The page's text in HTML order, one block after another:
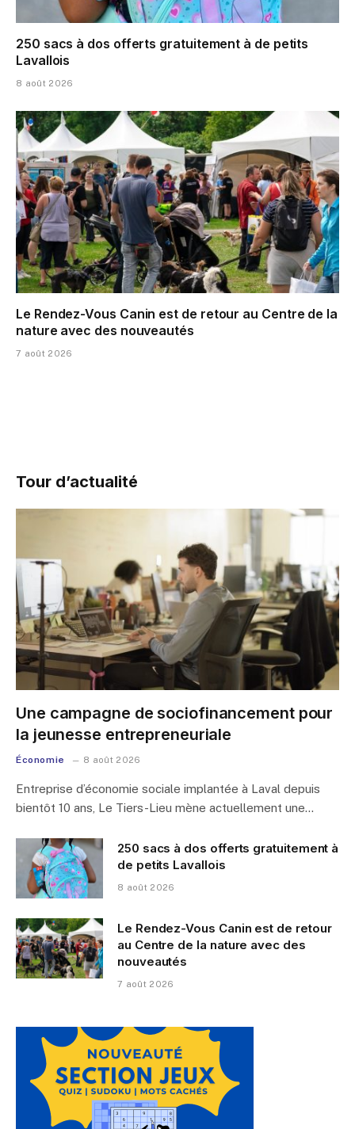
250 sacs à dos offerts gratuitement à de petits
Lavallois
8 août 2026
Le Rendez-Vous Canin est de retour au Centre de la
nature avec des nouveautés
7 août 2026
Tour d’actualité
Une campagne de sociofinancement pour
la jeunesse entrepreneuriale
Économie 8 août 2026
Entreprise d’économie sociale implantée à Laval depuis
bientôt 10 ans, Le Tiers-Lieu mène actuellement une…
250 sacs à dos offerts gratuitement à
de petits Lavallois
8 août 2026
Le Rendez-Vous Canin est de retour
au Centre de la nature avec des
nouveautés
7 août 2026